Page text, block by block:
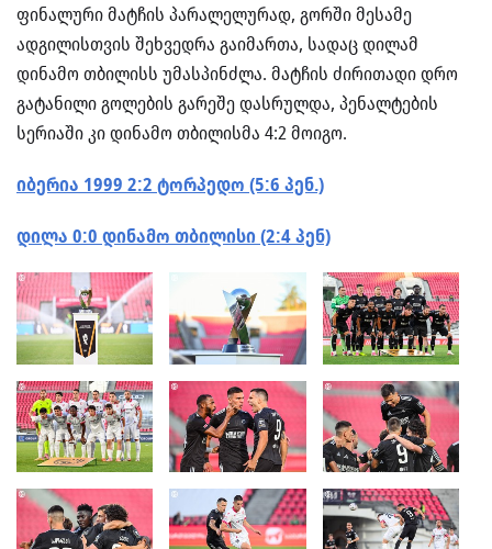
ფინალური მატჩის პარალელურად, გორში მესამე
ადგილისთვის შეხვედრა გაიმართა, სადაც დილამ
დინამო თბილისს უმასპინძლა. მატჩის ძირითადი დრო
გატანილი გოლების გარეშე დასრულდა, პენალტების
სერიაში კი დინამო თბილისმა 4:2 მოიგო.
იბერია 1999 2:2 ტორპედო (5:6 პენ.)
დილა 0:0 დინამო თბილისი (2:4 პენ)